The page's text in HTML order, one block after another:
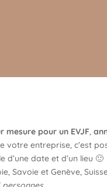
mesure pour un EVJF,
votre entreprise, c’est
d’une date et d’un lieu 🙂
Savoie et Genève,